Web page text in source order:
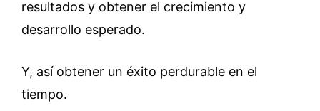
resultados y obtener el crecimiento y
desarrollo esperado.
Y, así obtener un éxito perdurable en el
tiempo.